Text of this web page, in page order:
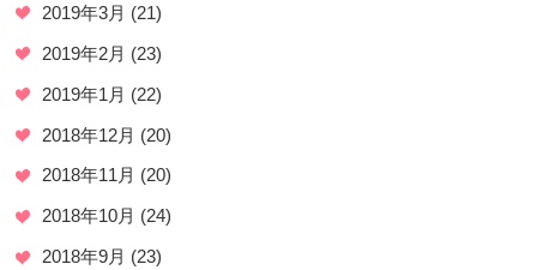
2019年3月 (21)
2019年2月 (23)
2019年1月 (22)
2018年12月 (20)
2018年11月 (20)
2018年10月 (24)
2018年9月 (23)